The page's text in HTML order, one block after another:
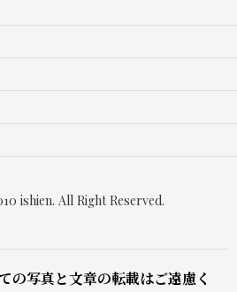
ishien. All Right Reserved.
の写真と文章の転載はご遠慮く